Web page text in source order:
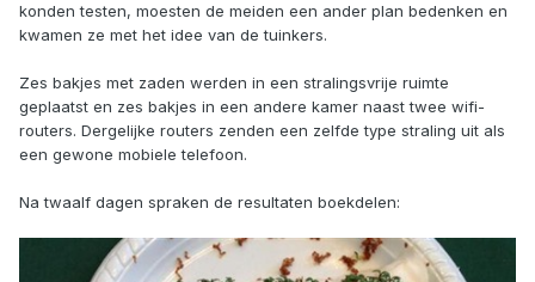
konden testen, moesten de meiden een ander plan bedenken en
kwamen ze met het idee van de tuinkers.
Zes bakjes met zaden werden in een stralingsvrije ruimte
geplaatst en zes bakjes in een andere kamer naast twee wifi-
routers. Dergelijke routers zenden een zelfde type straling uit als
een gewone mobiele telefoon.
Na twaalf dagen spraken de resultaten boekdelen: